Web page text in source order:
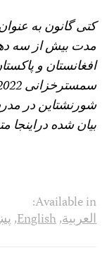
کتی گانون به‌
افغانستان و
شورنشتاین در
بیان شده دراینجا
this:
Available in:
العربية,
English
,